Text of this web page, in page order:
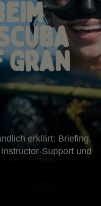
Gran
erklärt: Briefing,
Support und